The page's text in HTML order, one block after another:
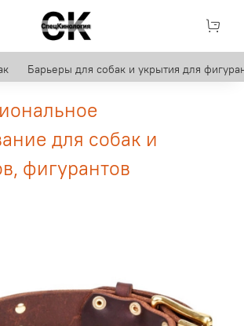
Барьеры для собак и укрытия для
для собак и
фигурантов